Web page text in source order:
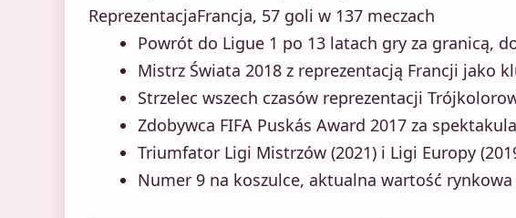
ReprezentacjaFrancja, 57 goli w 137 meczach
Powrót do Ligue 1 po 13 latach gry za granicą,
Mistrz Świata 2018 z reprezentacją Francji jako
Strzelec wszech czasów reprezentacji
Zdobywca FIFA Puskás Award 2017 za
Triumfator Ligi Mistrzów (2021) i Ligi Europy
Numer 9 na koszulce, aktualna wartość